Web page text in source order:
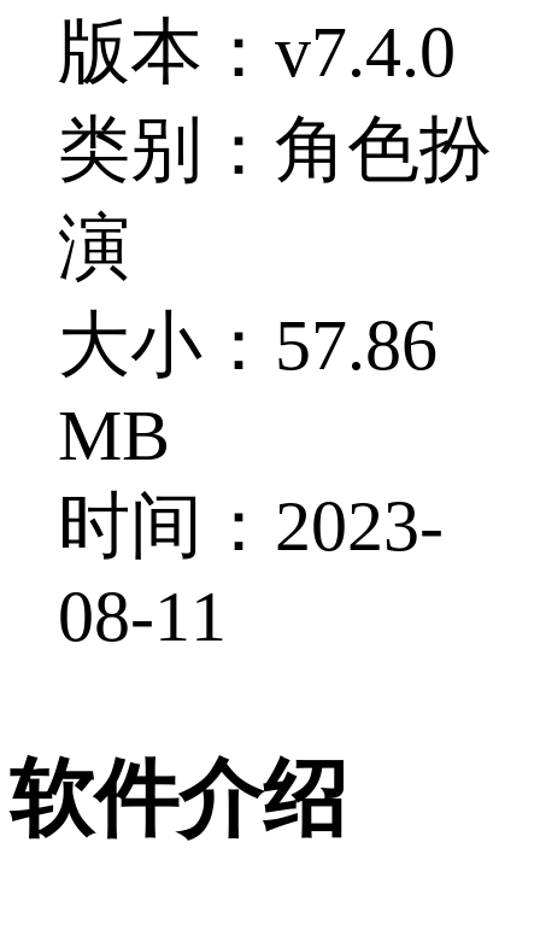
版本：v7.4.0
类别：角色扮
演
大小：57.86
MB
时间：2023-
08-11
软件介绍